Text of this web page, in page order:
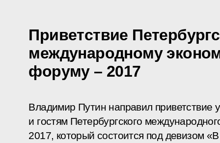
Приветствие
международному
форуму – 2017
Владимир Путин направил приветствие
и гостям Петербургского
2017, который состоится под девизом